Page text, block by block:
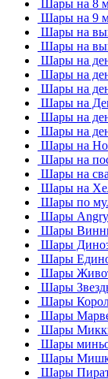
Шары на 8
Шары на 9
Шары на
Шары на
Шары на
Шары на
Шары на
Шары на
Шары на
Шары на
Шары на
Шары на
Шары на
Шары на
Шары по
Шары
Шары
Шары
Шары
Шары
Шары
Шары
Шары
Шары
Шары
Шары
Шары